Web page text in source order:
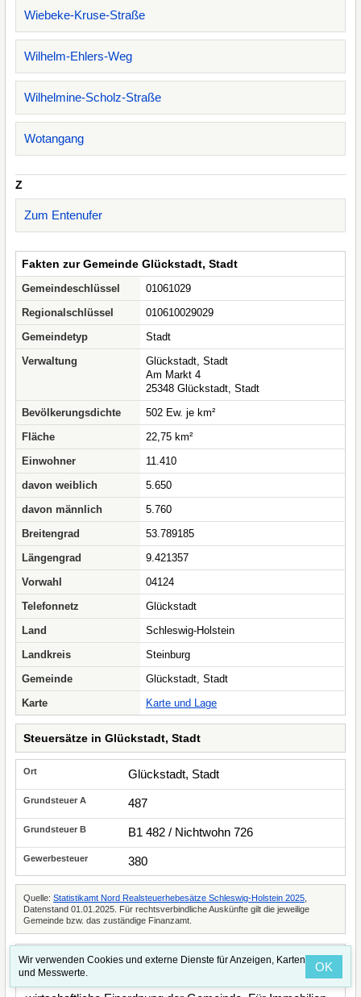
Wiebeke-Kruse-Straße
Wilhelm-Ehlers-Weg
Wilhelmine-Scholz-Straße
Wotangang
Z
Zum Entenufer
Fakten zur Gemeinde Glückstadt, Stadt
Gemeindeschlüssel
01061029
Regionalschlüssel
010610029029
Gemeindetyp
Stadt
Verwaltung
Glückstadt, Stadt
Am Markt 4
25348 Glückstadt, Stadt
Bevölkerungsdichte
502 Ew. je km²
Fläche
22,75 km²
Einwohner
11.410
davon weiblich
5.650
davon männlich
5.760
Breitengrad
53.789185
Längengrad
9.421357
Vorwahl
04124
Telefonnetz
Glückstadt
Land
Schleswig-Holstein
Landkreis
Steinburg
Gemeinde
Glückstadt, Stadt
Karte
Karte und Lage
Steuersätze in Glückstadt, Stadt
Glückstadt, Stadt
487
B1 482 / Nichtwohn 726
380
Quelle: Statistikamt Nord Realsteuerhebesätze Schleswig-Holstein 2025
Datenstand 01.01.2025. Für rechtsverbindliche Auskünfte gilt die jeweilige
Gemeinde bzw. das zuständige Finanzamt.
Kommunale Finanzstruktur
Wir verwenden Cookies und externe Dienste für Anzeigen, Karten
und Messwerte.
OK